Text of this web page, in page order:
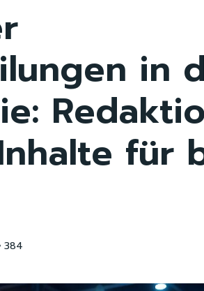
in
für
384